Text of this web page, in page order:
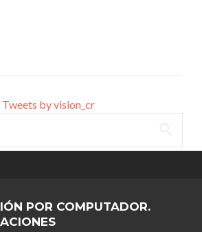
Tweets by vision_cr
POR COMPUTADOR.